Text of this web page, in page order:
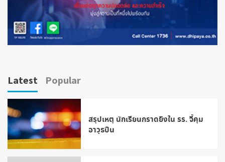
Latest Popular
สรุปเหตุ นักเรียนกราดยิงใน รร. จี้คุม
อาวุธปืน